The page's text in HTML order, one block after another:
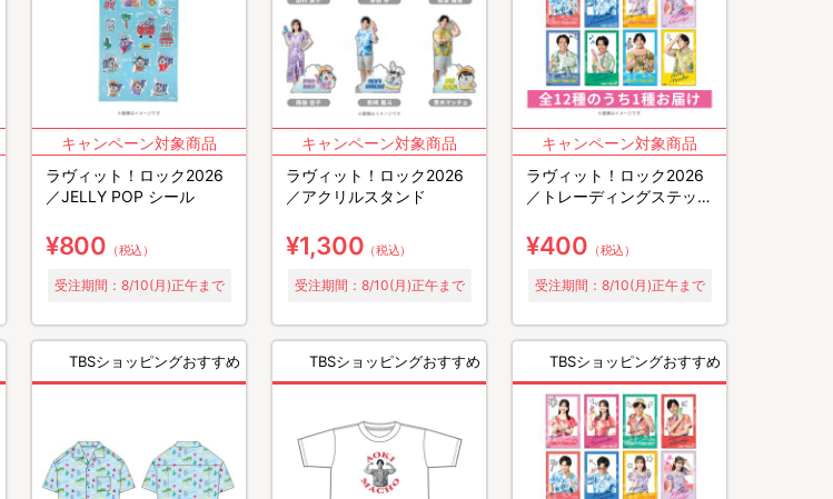
ラヴィット！ロック2026
／JELLY POP シール
¥800 （税込）
受注期間：8/10(月)正午まで
ラヴィット！ロック2026
／アクリルスタンド
¥1,300 （税込）
受注期間：8/10(月)正午まで
ラヴィット！ロック2026
／トレーディングステッカ
¥400 （税込）
受注期間：8/10(月)正午まで
TBSショッピングおすすめ TBSショッピングおすすめ TBSショッピングおすすめ